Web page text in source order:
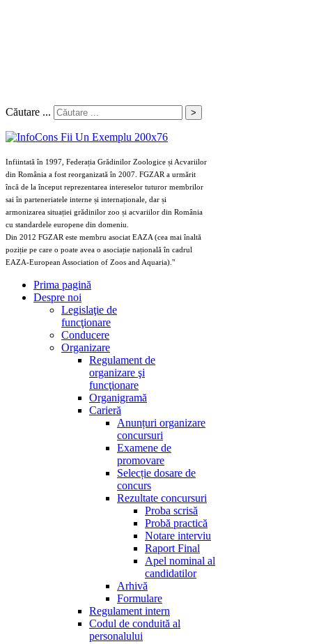
Căutare ... >
Infiintată în 1997, Federația Grădinilor Zoologice și Acvariilor
din România a fost reorganizată în 2007. FGZAR a urmărit
încă de la început reprezentarea intereselor tuturor membrilor
sai în parteneriatele interne și internaționale, dar și
armonizarea situației grădinilor zoo și acvariilor din România
cu standardele europene din domeniu.
Din 2012 FGZAR este membru asociat EAZA (cea mai înaltă
poziție pe care o poate avea o asociație națională în cadrul
EAZA-European Association of Zoos and Aquaria)."
Prima pagină
Despre noi
Legislaţie de
funcţionare
Conducere
Organizare
Regulament de
organizare şi
funcţionare
Organigramă
Carieră
Anunțuri organizare
concursuri
Examene de
promovare
Selecție dosare de
concurs
Rezultate concursuri
Proba scrisă
Probă practică
Notare interviu
Raport Final
Apel nominal al
candidatilor
Arhivă
Formulare
Regulament intern
Codul de conduită al
personalului